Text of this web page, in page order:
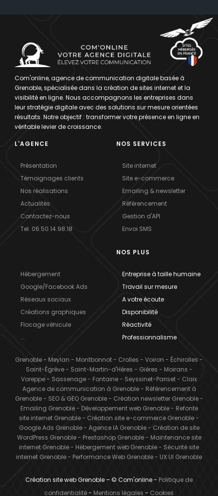
Com'online, agence de communication digitale basée à
Grenoble, spécialisée dans la création de sites internet et la
visibilité en ligne. Nous accompagnons les entreprises dans
leur stratégie digitale avec des solutions sur mesure orientées
résultats. Notre objectif : transformer votre présence en ligne en
véritable levier de croissance.
L'AGENCE
Présentation
Témoignages clients
Nos réalisations
Actualités
Contactez-nous
Tel. 06.50.14.98.18
NOS SERVICES
Site internet
Site e-commerce
Emailing & newsletter
Référencement
Gestion d'API
Envoi SMS
Hébergement
Google/Facebook Ads
Réseaux sociaux
Créations graphiques
Flocage véhicule
...
NOS PLUS
Entreprise à taille humaine
Travail sur mesure
A votre écoute
Disponibilité
Réactivité
Professionnalisme
Grenoble- Meylan - Montbonnot- Crolles - Voiron - Échirolles -
Saint-Égrève- Saint-Martin-d'Hères - Gières - Moirans -
Voreppe- Sassenage- Fontaine- Seyssinet-Pariset- Claix
Agence de communication à Grenoble- Référencement à
Grenoble- SEO & GEO Grenoble- Création newsletter Grenoble-
Emailing Grenoble- Développement web Grenoble- Refonte
site internet Grenoble- Création site e-commerce Grenoble-
Google Ads Grenoble- Agence IA Grenoble- Création de site
WordPress Grenoble- Prestashop Grenoble- Maintenance site
internet Grenoble- Hébergement web Grenoble- Sécurité site
internet Grenoble- Performance Web Grenoble- UX UI Grenoble
Création site web Grenoble – © Com'online - Politique de
confidentialité- Mentions légales - Cookies